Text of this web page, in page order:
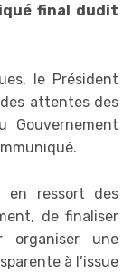
final dudit
le Président
attentes des
Gouvernement
en ressort des
de finaliser
organiser une
à l’issue